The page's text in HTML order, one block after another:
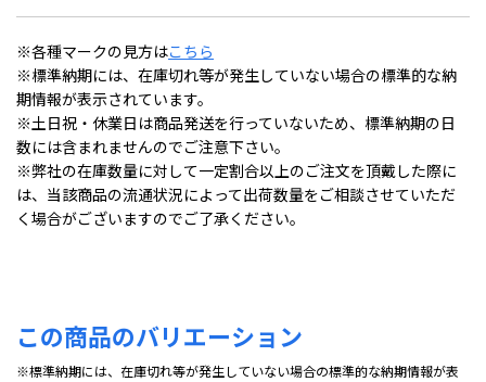
※各種マークの見方はこちら
※標準納期には、在庫切れ等が発生していない場合の標準的な納
期情報が表示されています。
※土日祝・休業日は商品発送を行っていないため、標準納期の日
数には含まれませんのでご注意下さい。
※弊社の在庫数量に対して一定割合以上のご注文を頂戴した際に
は、当該商品の流通状況によって出荷数量をご相談させていただ
く場合がございますのでご了承ください。
この商品のバリエーション
※標準納期には、在庫切れ等が発生していない場合の標準的な納期情報が表